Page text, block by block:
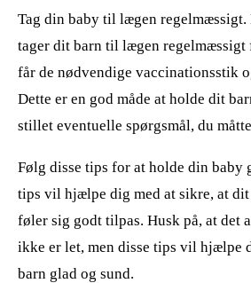
Tag din baby til lægen regelmæssigt.
tager dit barn til lægen regelmæssigt
får de nødvendige vaccinationsstik
Dette er en god måde at holde dit
stillet eventuelle spørgsmål, du
Følg disse tips for at holde din baby
tips vil hjælpe dig med at sikre, at dit
føler sig godt tilpas. Husk på, at det
ikke er let, men disse tips vil hjælpe
barn glad og sund.